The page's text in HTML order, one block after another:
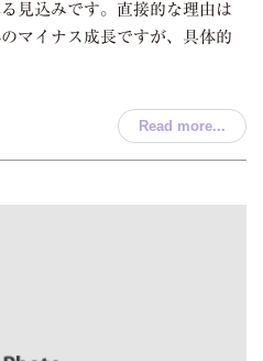
見込みです。直接的な理由は
マイナス成長ですが、具体的
Read more...